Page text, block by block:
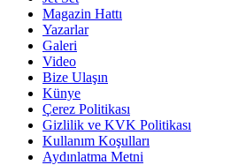
Magazin Hattı
Yazarlar
Galeri
Video
Bize Ulaşın
Künye
Çerez Politikası
Gizlilik ve KVK Politikası
Kullanım Koşulları
Aydınlatma Metni